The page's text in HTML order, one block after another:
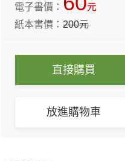
電子書價：
元
紙本書價：200元
直接購買
放進購物車